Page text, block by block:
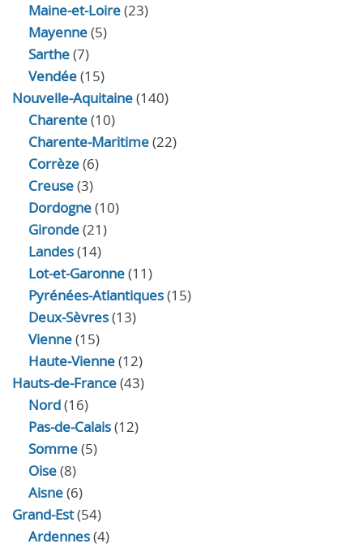
Maine-et-Loire(23)
Mayenne(5)
Sarthe(7)
Vendée(15)
Nouvelle-Aquitaine(140)
Charente(10)
Charente-Maritime(22)
Corrèze(6)
Creuse(3)
Dordogne(10)
Gironde(21)
Landes(14)
Lot-et-Garonne(11)
Pyrénées-Atlantiques(15)
Deux-Sèvres(13)
Vienne(15)
Haute-Vienne(12)
Hauts-de-France(43)
Nord(16)
Pas-de-Calais(12)
Somme(5)
Oise(8)
Aisne(6)
Grand-Est(54)
Ardennes(4)